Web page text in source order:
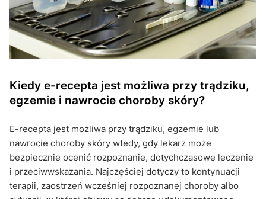
Kiedy e-recepta jest możliwa przy trądziku,
egzemie i nawrocie choroby skóry?
E-recepta jest możliwa przy trądziku, egzemie lub
nawrocie choroby skóry wtedy, gdy lekarz może
bezpiecznie ocenić rozpoznanie, dotychczasowe leczenie
i przeciwwskazania. Najczęściej dotyczy to kontynuacji
terapii, zaostrzeń wcześniej rozpoznanej choroby albo